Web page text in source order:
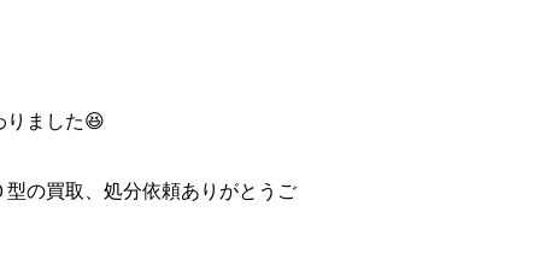
りました😆
の買取、処分依頼ありがとうご